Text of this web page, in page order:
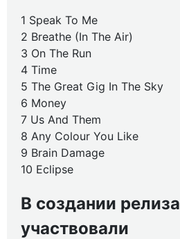
1 Speak To Me
2 Breathe (In The Air)
3 On The Run
4 Time
5 The Great Gig In The Sky
6 Money
7 Us And Them
8 Any Colour You Like
9 Brain Damage
10 Eclipse
В создании релиза
участвовали